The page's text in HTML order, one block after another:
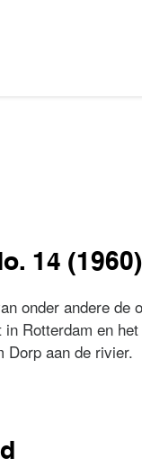
14 (1960)
onder andere
Rotterdam en
Dorp aan de rivier.